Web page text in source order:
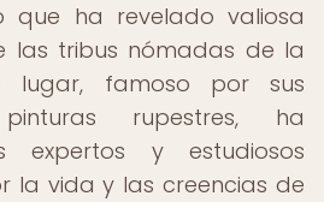
que ha revelado valiosa
las tribus nómadas de la
lugar, famoso por sus
pinturas rupestres, ha
expertos y estudiosos
la vida y las creencias de